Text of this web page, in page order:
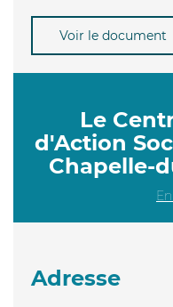
Voir le document
Le
d'Action
Chapelle-
Adresse